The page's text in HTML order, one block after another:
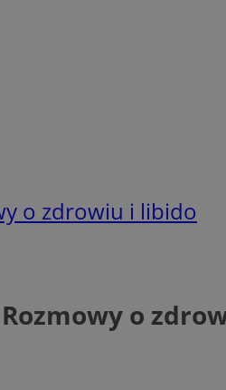
o zdrowiu i libido
o